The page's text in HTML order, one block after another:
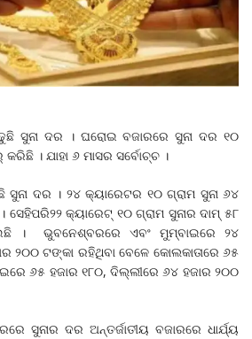
ସୁନା ଦର । ଘରୋଇ ବଜାରରେ ସୁନା ଦର ୧୦
। ଯାହା ୬ ମାସର ସର୍ବୋଚ୍ଚ ।
ଦର । ୨୪ କ୍ୟାରେଟର ୧୦ ଗ୍ରାମ ସୁନା ୬୪
ସେହିପରି୨୨ କ୍ୟାରେଟ୍ ୧୦ ଗ୍ରାମ ସୁନାର ଦାମ୍ ୫୮
। ଭୁବନେଶ୍ବରରେ ଏବଂ ମୁମ୍ବାଇରେ ୨୪
୨୦୦ ଟଙ୍କା ରହିଥିବା ବେଳେ କୋଲକାତାରେ ୬୫
୬୫ ହଜାର ୧୮୦, ଦିଲ୍ଲୀରେ ୬୪ ହଜାର ୨୦୦
ସୁନାର ଦର ଅନ୍ତର୍ଜାତୀୟ ବଜାରରେ ଧାର୍ଯ୍ୟ